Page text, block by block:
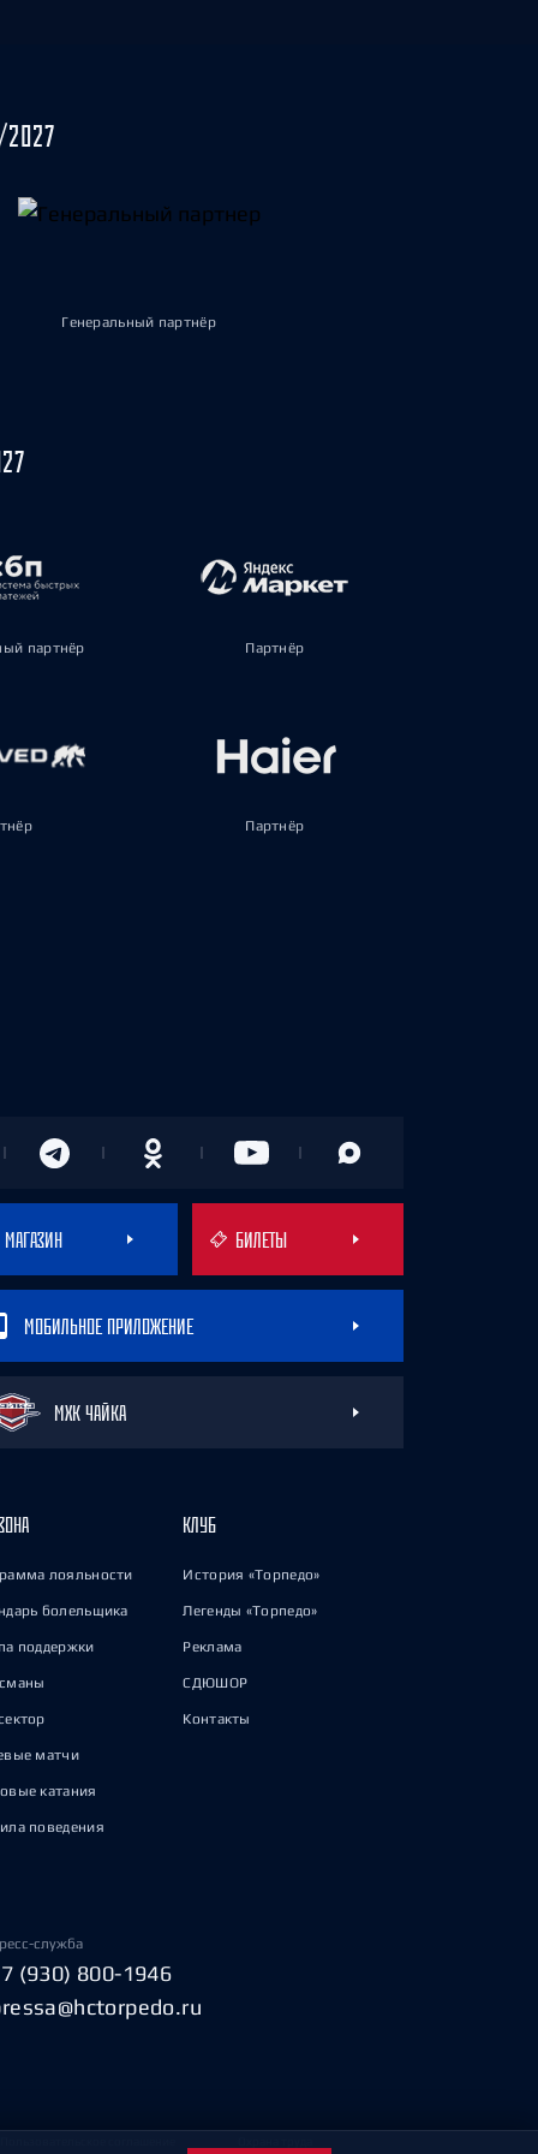
Генеральный партнёр
партнёр Партнёр
Партнёр
МАГАЗИН БИЛЕТЫ
МОБИЛЬНОЕ ПРИЛОЖЕНИЕ
МХК ЧАЙКА
лояльности
болельщика
поддержки
матчи
катания
поведения
КЛУБ
История «Торпедо»
Легенды «Торпедо»
Реклама
СДЮШОР
Контакты
служба
(930) 800-1946